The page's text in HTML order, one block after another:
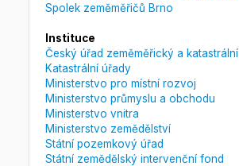
Spolek zeměměřičů Brno
Instituce
Český úřad zeměměřický a katastrální
Katastrální úřady
Ministerstvo pro místní rozvoj
Ministerstvo průmyslu a obchodu
Ministerstvo vnitra
Ministerstvo zemědělství
Státní pozemkový úřad
Státní zemědělský intervenční fond